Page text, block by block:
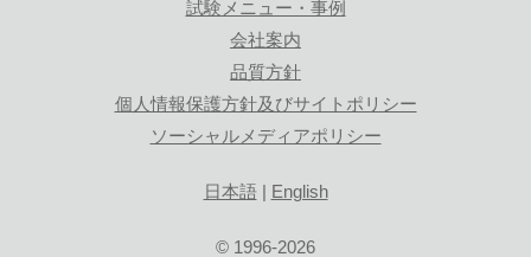
試験メニュー・事例
会社案内
品質方針
個人情報保護方針及びサイトポリシー
ソーシャルメディアポリシー
日本語| English
© 1996-2026